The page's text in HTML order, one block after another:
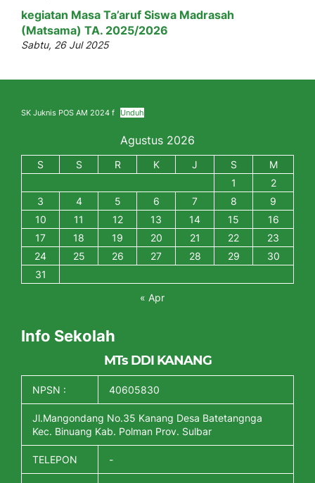
kegiatan Masa Ta’aruf Siswa Madrasah
(Matsama) TA. 2025/2026
Sabtu, 26 Jul 2025
SK Juknis POS AM 2024 f Unduh
Agustus 2026
S S R K J S
M
1
2
3
4 5 6 7 8
9
10
11 12 13 14 15
16
17
18 19 20 21 22
23
24
25 26 27 28 29
30
31
« Apr
Info Sekolah
MTs DDI KANANG
NPSN : 40605830
Jl.Mangondang No.35 Kanang Desa Batetangnga
Kec. Binuang Kab. Polman Prov. Sulbar
TELEPON -